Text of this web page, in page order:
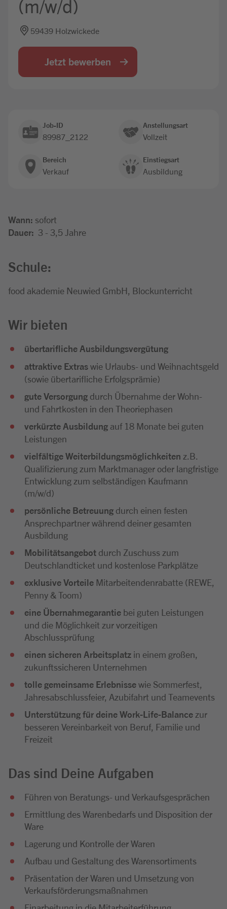
(m/w/d)
59439 Holzwickede
Jetzt bewerben
Job-ID
89987_2122
Anstellungsart
Vollzeit
Bereich
Verkauf
Einstiegsart
Ausbildung
Wann: sofort
Dauer: 3 - 3,5 Jahre
Schule:
food akademie Neuwied GmbH, Blockunterricht
Wir bieten
übertarifliche Ausbildungsvergütung
attraktive Extraswie Urlaubs- und Weihnachtsgeld
(sowie übertarifliche Erfolgsprämie)
gute Versorgung durch Übernahme der Wohn-
und Fahrtkosten in den Theoriephasen
verkürzte Ausbildung auf 18 Monate bei guten
Leistungen
vielfältige Weiterbildungsmöglichkeiten z.B.
Qualifizierung zum Marktmanager oder langfristige
Entwicklung zum selbständigen Kaufmann
(m/w/d)
persönliche Betreuung durch einen festen
Ansprechpartner während deiner gesamten
Ausbildung
Mobilitätsangebot durch Zuschuss zum
Deutschlandticket und kostenlose Parkplätze
exklusive Vorteile Mitarbeitendenrabatte (REWE,
Penny & Toom)
eine Übernahmegarantie bei guten Leistungen
und die Möglichkeit zur vorzeitigen
Abschlussprüfung
einen sicheren Arbeitsplatz in einem großen,
zukunftssicheren Unternehmen
tolle gemeinsame Erlebnissewie Sommerfest,
Jahresabschlussfeier, Azubifahrt und Teamevents
Unterstützung für deine Work-Life-Balance zur
besseren Vereinbarkeit von Beruf, Familie und
Freizeit
Das sind Deine Aufgaben
Führen von Beratungs- und Verkaufsgesprächen
Ermittlung des Warenbedarfs und Disposition der
Ware
Lagerung und Kontrolle der Waren
Aufbau und Gestaltung des Warensortiments
Präsentation der Waren und Umsetzung von
Verkaufsförderungsmaßnahmen